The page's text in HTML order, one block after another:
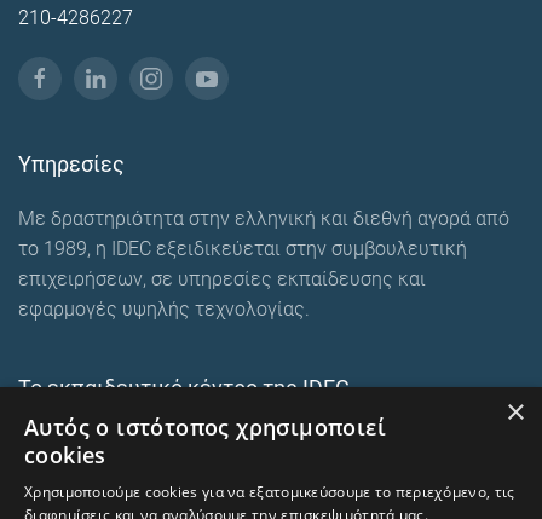
210-4286227
Υπηρεσίες
Με δραστηριότητα στην ελληνική και διεθνή αγορά από
το 1989, η IDEC εξειδικεύεται στην συμβουλευτική
επιχειρήσεων, σε υπηρεσίες εκπαίδευσης και
εφαρμογές υψηλής τεχνολογίας.
Το εκπαιδευτικό κέντρο της IDEC
Ευρωπαϊκά εκπαιδευτικά προγράμματα
Ενδοεταιρικά σεμινάρια
×
Αυτός ο ιστότοπος χρησιμοποιεί
cookies
Χρησιμοποιούμε cookies για να εξατομικεύσουμε το περιεχόμενο, τις
διαφημίσεις και να αναλύσουμε την επισκεψιμότητά μας.